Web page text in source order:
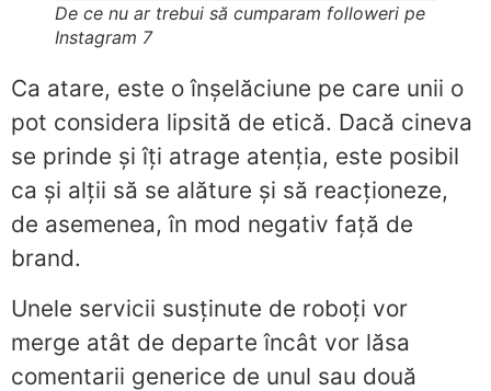
De ce nu ar trebui să cumparam followeri pe
Instagram 7
Ca atare, este o înșelăciune pe care unii o
pot considera lipsită de etică. Dacă cineva
se prinde și îți atrage atenția, este posibil
ca și alții să se alăture și să reacționeze,
de asemenea, în mod negativ față de
brand.
Unele servicii susținute de roboți vor
merge atât de departe încât vor lăsa
comentarii generice de unul sau două